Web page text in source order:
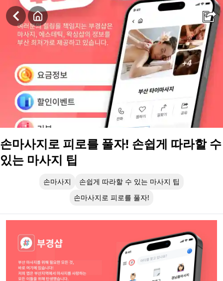
손마사지로 피로를 풀자! 손쉽게 따라할 수 있는 마사지 팁
손마사지로 피로를 풀자! 손쉽게 따라할 수
있는 마사지 팁
손마사지
손쉽게 따라할 수 있는 마사지 팁
손마사지로 피로를 풀자!